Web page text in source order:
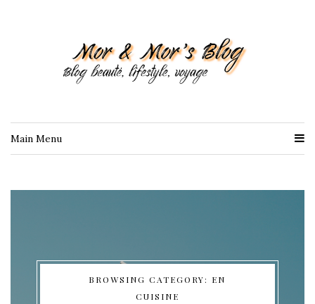
Main Menu
BROWSING CATEGORY: EN
CUISINE